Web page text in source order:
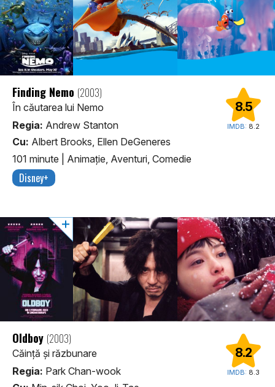
8.5
IMDB: 8.2
Finding Nemo (2003)
În căutarea lui Nemo
Regia: Andrew Stanton
Cu: Albert Brooks, Ellen DeGeneres
101 minute
Animaţie, Aventuri, Comedie
Disney+
8.2
IMDB: 8.3
Oldboy (2003)
Căință și răzbunare
Regia: Park Chan-wook